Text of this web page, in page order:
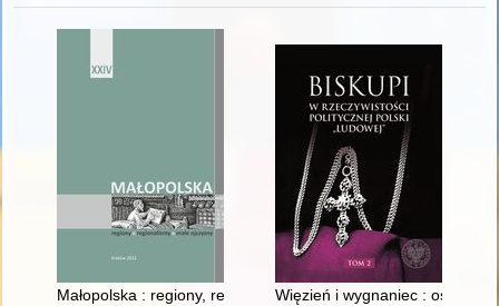
Małopolska : regiony, regionalizmy, małe ojczyzny. [T.] 24
Więzień i wygnaniec : ostatni